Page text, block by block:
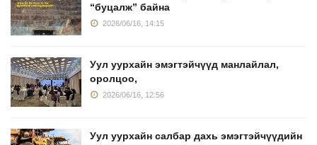
“буцалж” байна
2026/06/16, 14:15
Уул уурхайн эмэгтэйчүүд манлайлал,
оролцоо,
2026/06/16, 12:56
Уул уурхайн салбар дахь эмэгтэйчүүдийн